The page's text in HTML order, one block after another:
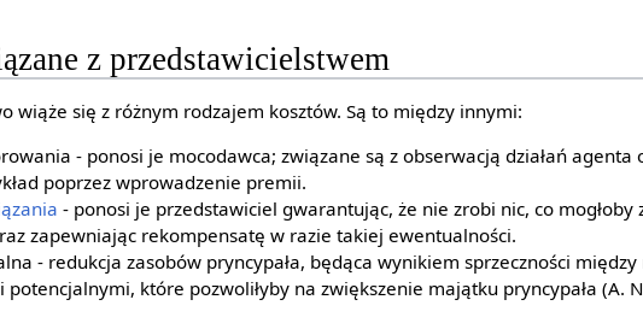
z przedstawicielstwem
wiąże się z różnym rodzajem kosztów. Są to między innymi:
- ponosi je mocodawca; związane są z obserwacją działań agenta
poprzez wprowadzenie premii.
- ponosi je przedstawiciel gwarantując, że nie zrobi nic, co mogłoby
zapewniając rekompensatę w razie takiej ewentualności.
- redukcja zasobów pryncypała, będąca wynikiem sprzeczności
które pozwoliłyby na zwiększenie majątku pryncypała (A.